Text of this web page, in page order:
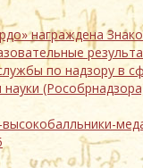
награждена
по надзору в